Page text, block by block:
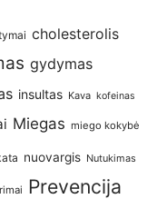
cholesterolis
gydymas
insultas Kava kofeinas
Miegas miego kokybė
nuovargis Nutukimas
Prevencija